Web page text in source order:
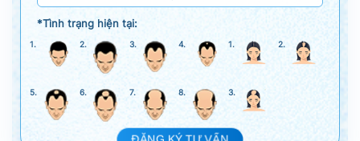
*Tình trạng hiện tại:
1. 2. 3. 4. 1. 2.
5. 6. 7. 8. 3.